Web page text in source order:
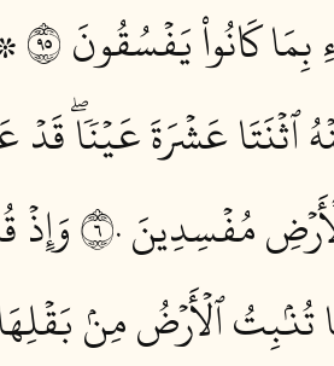
كَانُواْ يَفۡسُقُونَ ٥٩
عَشۡرَةَ عَيۡنٗاۖ قَدۡ
مُفۡسِدِينَ ٦٠
ٱلۡأَرۡضُ مِنۢ بَقۡلِهَا